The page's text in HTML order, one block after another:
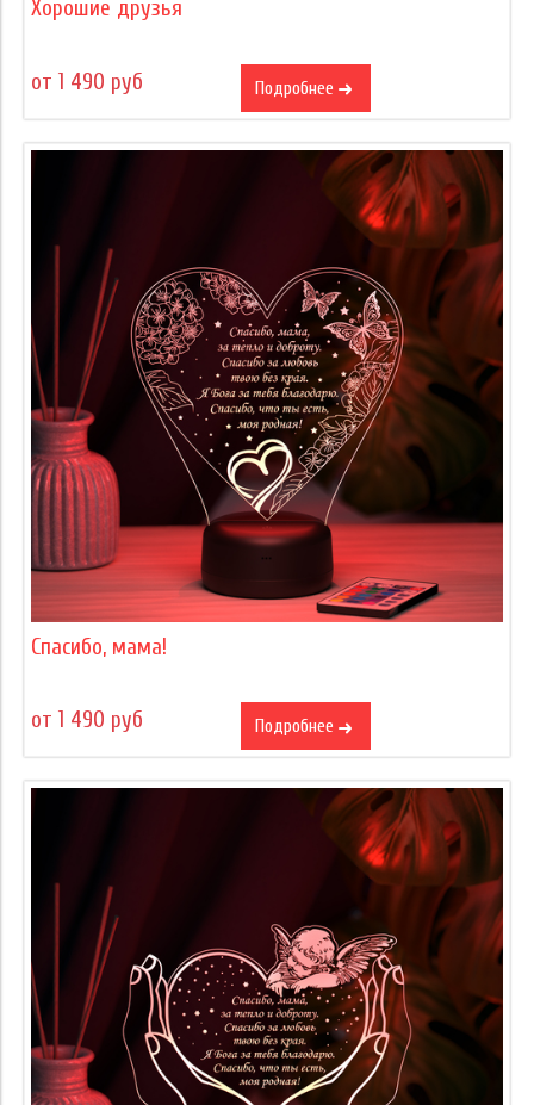
Хорошие друзья
от 1 490 руб Подробнее
Спасибо, мама!
от 1 490 руб Подробнее